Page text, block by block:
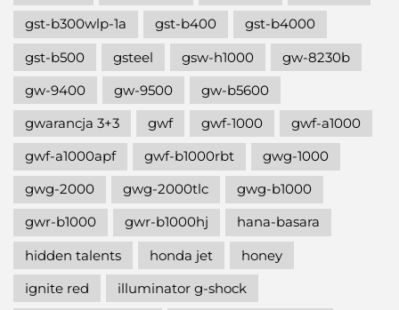
gst-b300wlp-1a gst-b400
gst-b4000
gst-b500
gsteel gsw-h1000
gw-8230b
gw-9400
gw-9500
gw-b5600
gwarancja 3+3
gwf gwf-1000
gwf-a1000
gwf-a1000apf
gwf-b1000rbt
gwg-1000
gwg-2000
gwg-2000tlc
gwg-b1000
gwr-b1000
gwr-b1000hj
hana-basara
hidden talents
honda jet
honey
ignite red
illuminator g-shock